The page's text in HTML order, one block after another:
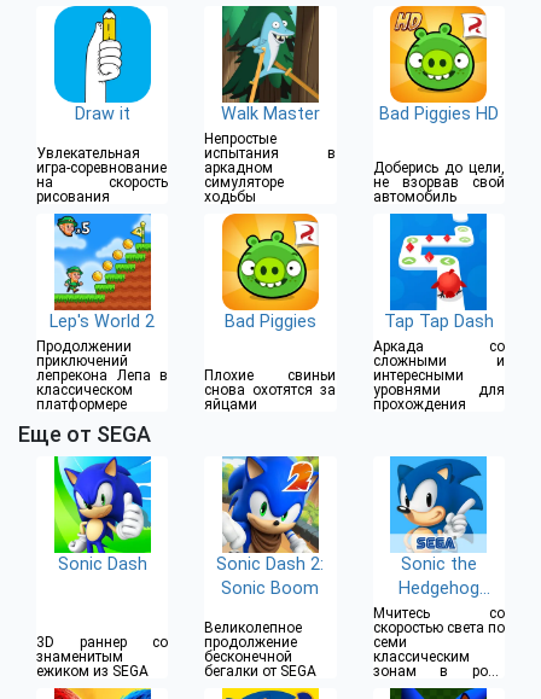
Draw it
Увлекательная
игра-соревнование
на скорость
рисования
Walk Master
Непростые
испытания в
аркадном
симуляторе
ходьбы
Bad Piggies HD
Доберись до цели,
не взорвав свой
автомобиль
Lep's World 2
Продолжении
приключений
лепрекона Лепа в
классическом
платформере
Bad Piggies
Плохие свиньи
снова охотятся за
яйцами
Tap Tap Dash
Аркада со
сложными и
интересными
уровнями для
прохождения
Еще от SEGA
Sonic Dash
3D раннер со
знаменитым
ежиком из SEGA
Sonic Dash 2:
Sonic Boom
Великолепное
продолжение
бесконечной
бегалки от SEGA
Sonic the
Hedgehog
Classic
Мчитесь со
скоростью света по
семи
классическим
зонам в роли
ежика Соника